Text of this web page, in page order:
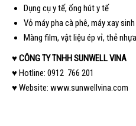
Dụng cụ y tế, ống hút y tế
Vỏ máy pha cà phê, máy xay
Màng film, vật liệu ép vỉ, thẻ
♥CÔNG TY TNHH SUNWELL VINA
♥ Hotline: 0912 766 201
♥ Website: www.sunwellvina.com